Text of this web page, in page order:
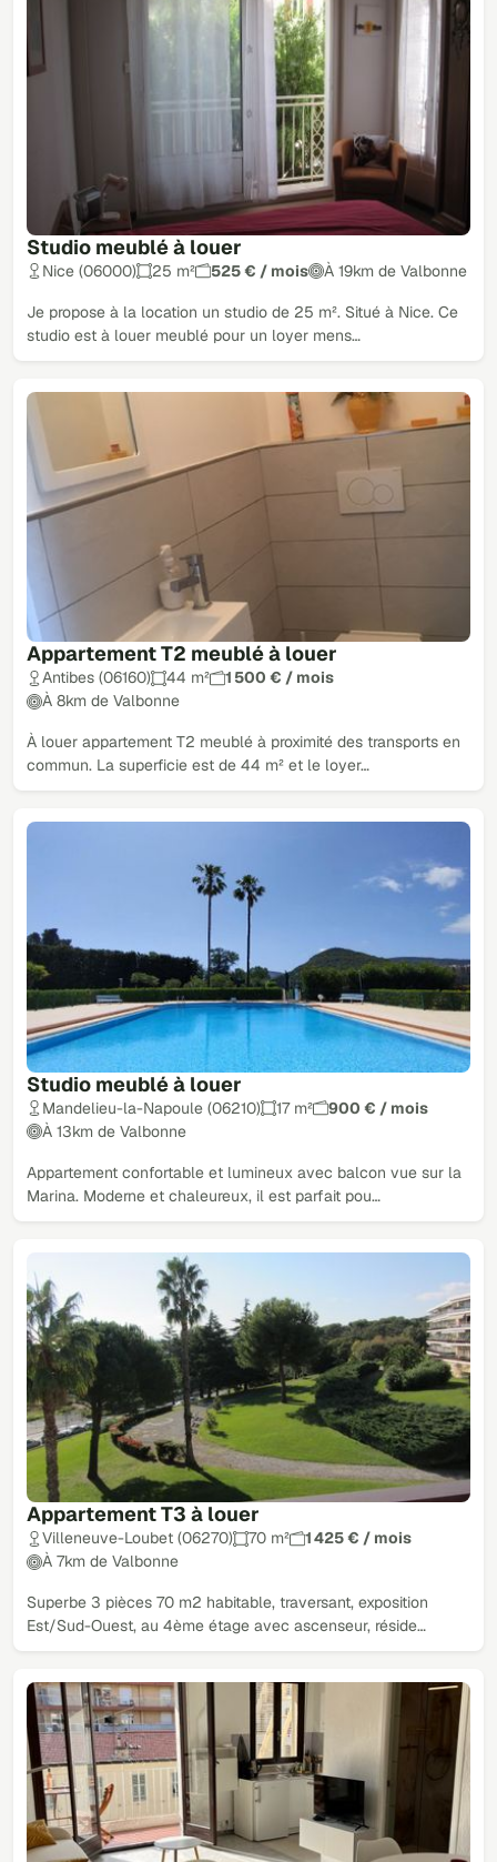
Studio meublé à louer
Nice (06000) 25 m² 525 € / mois À 19km de Valbonne
Je propose à la location un studio de 25 m². Situé à Nice. Ce
studio est à louer meublé pour un loyer mens…
Appartement T2 meublé à louer
Antibes (06160) 44 m²
1 500 € / mois
À 8km de Valbonne
À louer appartement T2 meublé à proximité des transports en
commun. La superficie est de 44 m² et le loyer…
Studio meublé à louer
Mandelieu-la-Napoule (06210) 17 m²
900 € / mois
À 13km de Valbonne
Appartement confortable et lumineux avec balcon vue sur la
Marina. Moderne et chaleureux, il est parfait pou…
Appartement T3 à louer
Villeneuve-Loubet (06270) 70 m²
1 425 € / mois
À 7km de Valbonne
Superbe 3 pièces 70 m2 habitable, traversant, exposition
Est/Sud-Ouest, au 4ème étage avec ascenseur, réside…